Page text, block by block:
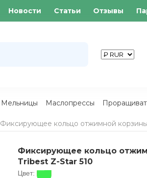
Новости Статьи Отзывы
Мельницы Маслопрессы
Фиксирующее кольцо отжимной
Фиксирующее кольцо
Tribest Z-Star 510
Цвет: